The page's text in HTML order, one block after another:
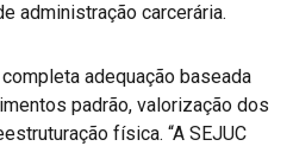
administração carcerária.
adequação baseada
padrão, valorização dos
física. “A SEJUC